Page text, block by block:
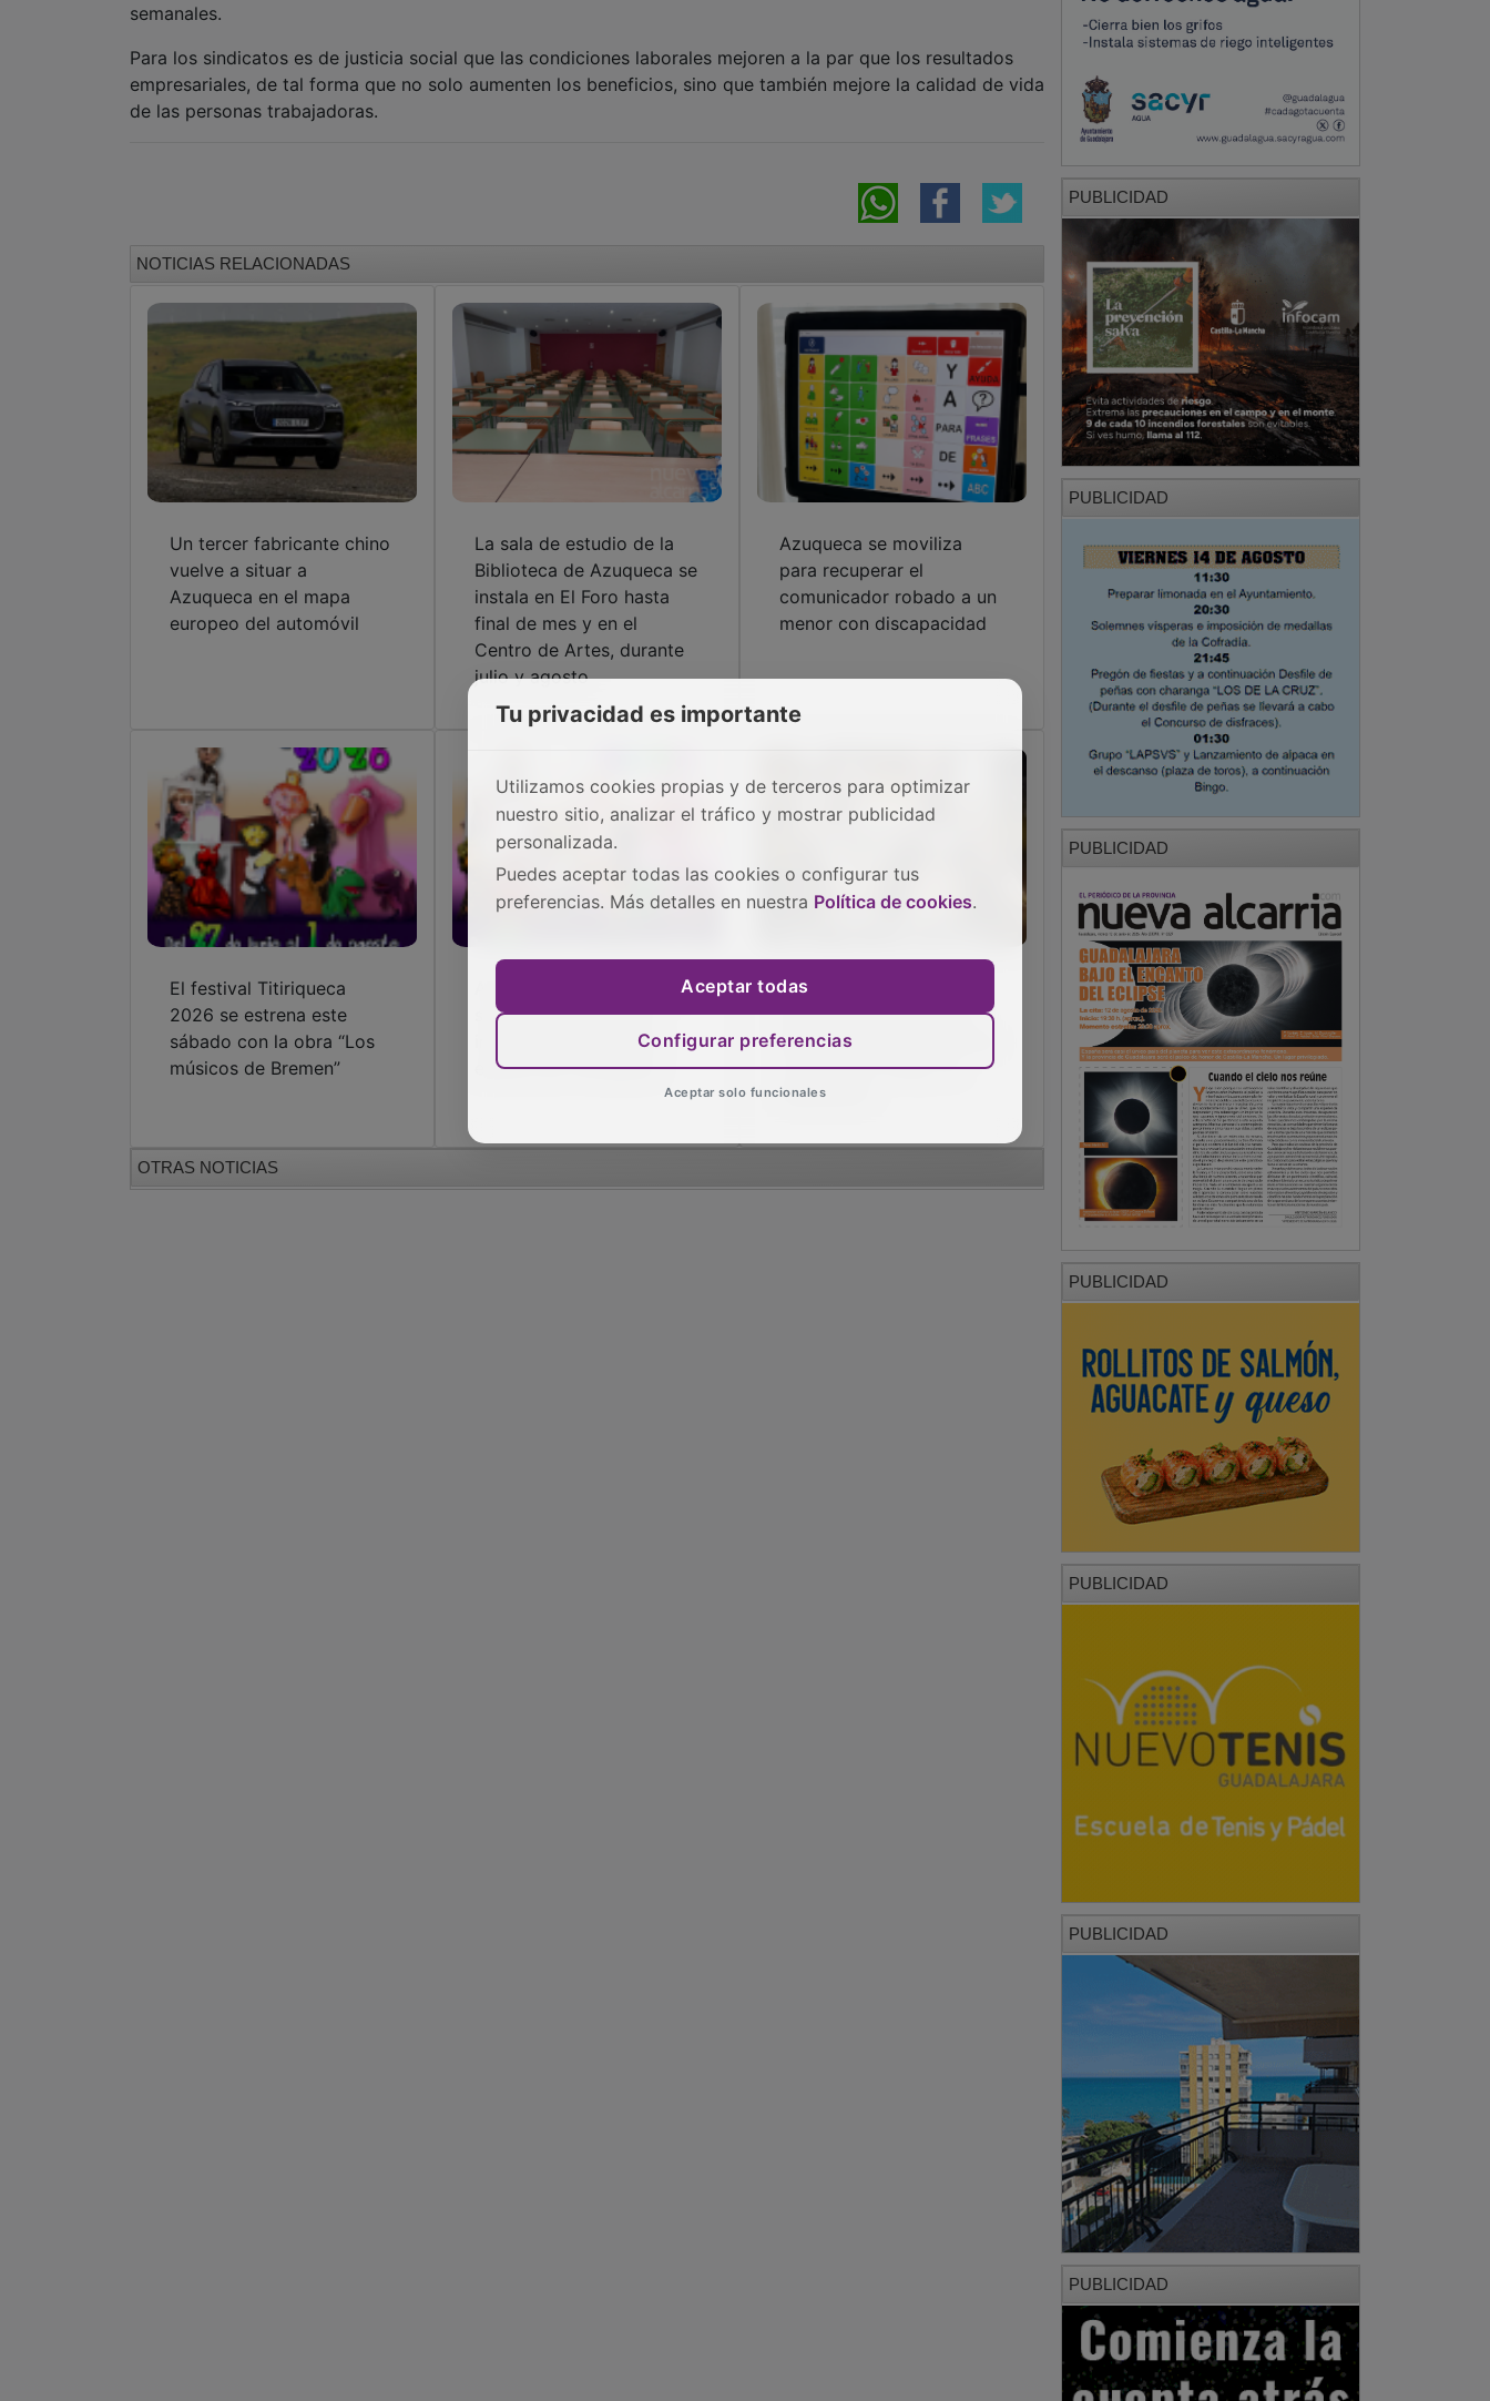
semanales.
Para los sindicatos es de justicia social que las condiciones laborales mejoren a la par que los resultados
empresariales, de tal forma que no solo aumenten los beneficios, sino que también mejore la calidad de vida
de las personas trabajadoras.
NOTICIAS RELACIONADAS
Un tercer fabricante chino
vuelve a situar a
Azuqueca en el mapa
europeo del automóvil
La sala de estudio de la
Biblioteca de Azuqueca se
instala en El Foro hasta
final de mes y en el
Centro de Artes, durante
julio y agosto
Azuqueca se moviliza
para recuperar el
comunicador robado a un
menor con discapacidad
El festival Titiriqueca
2026 se estrena este
sábado con la obra “Los
músicos de Bremen”
Azuqueca volverá a llenar
sus parques de teatro
infantil con una nueva
edición de Titiriqueca
Azuqueca de Henares
acogerá el JFC1 con un
destacado combate entre
Jordi Vela y Chiky “El
Habilidoso”
OTRAS NOTICIAS
PUBLICIDAD
PUBLICIDAD
PUBLICIDAD
PUBLICIDAD
PUBLICIDAD
PUBLICIDAD
PUBLICIDAD
Tu privacidad es importante
Utilizamos cookies propias y de terceros para optimizar
nuestro sitio, analizar el tráfico y mostrar publicidad
personalizada.
Puedes aceptar todas las cookies o configurar tus
preferencias. Más detalles en nuestra Política de cookies.
Aceptar todas
Configurar preferencias
Aceptar solo funcionales